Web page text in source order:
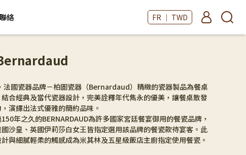
絡 FR ｜ TWD
法國瓷器品牌－柏圖瓷器（Bernardaud）精緻的瓷器製品為餐桌
合經典及當代瓷器設計，完美詮釋年代雋永的優美，讓餐桌散發
演繹出法式優雅的簡約品味。
年之久的BERNARDAUD為許多國家宮廷餐宴御用的餐瓷品牌，
沙皇、英國伊莉莎白女王皆指定選用該品牌的餐瓷款待宴客。此
與細膩輕柔的觸感成為米其林及五星級飯店主廚指定使用餐瓷。